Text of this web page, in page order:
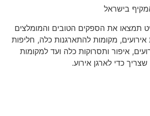
בישראל
תמצאו את הספקים הטובים והמומלצים
מקומות להתארגנות כלה, חליפות
איפור ותסרוקות כלה ועד למקומות
כדי לארגן אירוע.